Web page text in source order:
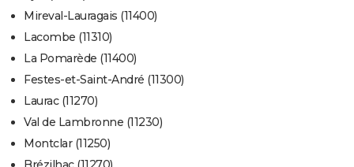
Mireval-Lauragais (11400)
Lacombe (11310)
La Pomarède (11400)
Festes-et-Saint-André (11300)
Laurac (11270)
Val de Lambronne (11230)
Montclar (11250)